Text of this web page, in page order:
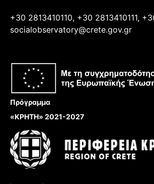
+30 2813410110, +30 2813410111,
socialobservatory@crete.gov.gr
Πρόγραμμα
«ΚΡΗΤΗ» 2021-2027